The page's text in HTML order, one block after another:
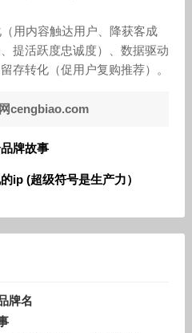
用内容触达用户、降获客成
提活跃度忠诚度）、数据驱动
存转化（促用户复购推荐）。
cengbiao.com
牌故事
ip (超级符号是生产力）
牌名